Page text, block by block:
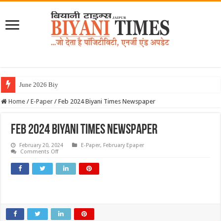
June 2026 Biyani Times Newspape
Home / E-Paper / Feb 2024 Biyani Times Newspaper
Feb 2024 Biyani Times Newspaper
February 20, 2024 E-Paper, February Epaper
Comments Offon
2024
Biyani
Times